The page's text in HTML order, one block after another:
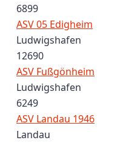
6899
ASV 05 Edigheim
Ludwigshafen
12690
ASV Fußgönheim
Ludwigshafen
6249
ASV Landau 1946
Landau